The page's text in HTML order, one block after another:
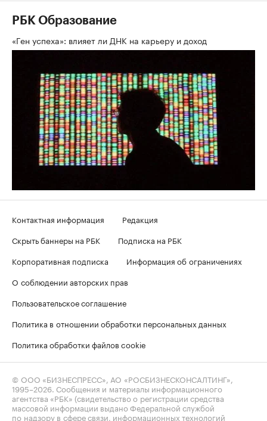
РБК Образование
«Ген успеха»: влияет ли ДНК на карьеру и доход
Контактная информация
Редакция
Скрыть баннеры на РБК
Подписка на РБК
Корпоративная подписка
Информация об ограничениях
О соблюдении авторских прав
Пользовательское соглашение
Политика в отношении обработки персональных данных
Политика обработки файлов cookie
© ООО «БИЗНЕСПРЕСС», АО «РОСБИЗНЕСКОНСАЛТИНГ»,
1995–2026 . Сообщения и материалы информационного
агентства «РБК» (свидетельство о регистрации средства
массовой информации выдано Федеральной службой
по надзору в сфере связи, информационных технологий